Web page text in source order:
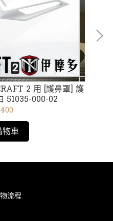
2 用 [護鼻罩] 護
51035-000-02
車
流程